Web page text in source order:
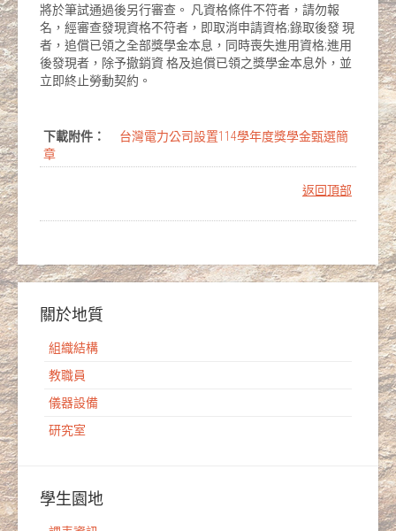
將於筆試通過後另行審查。 凡資格條件不符者，請勿報
名，經審查發現資格不符者，即取消申請資格;錄取後發 現
者，追償已領之全部獎學金本息，同時喪失進用資格;進用
後發現者，除予撤銷資 格及追償已領之獎學金本息外，並
立即終止勞動契約。
下載附件：
台灣電力公司設置114學年度獎學金甄選簡
章
返回頂部
關於地質
組織結構
教職員
儀器設備
研究室
學生園地